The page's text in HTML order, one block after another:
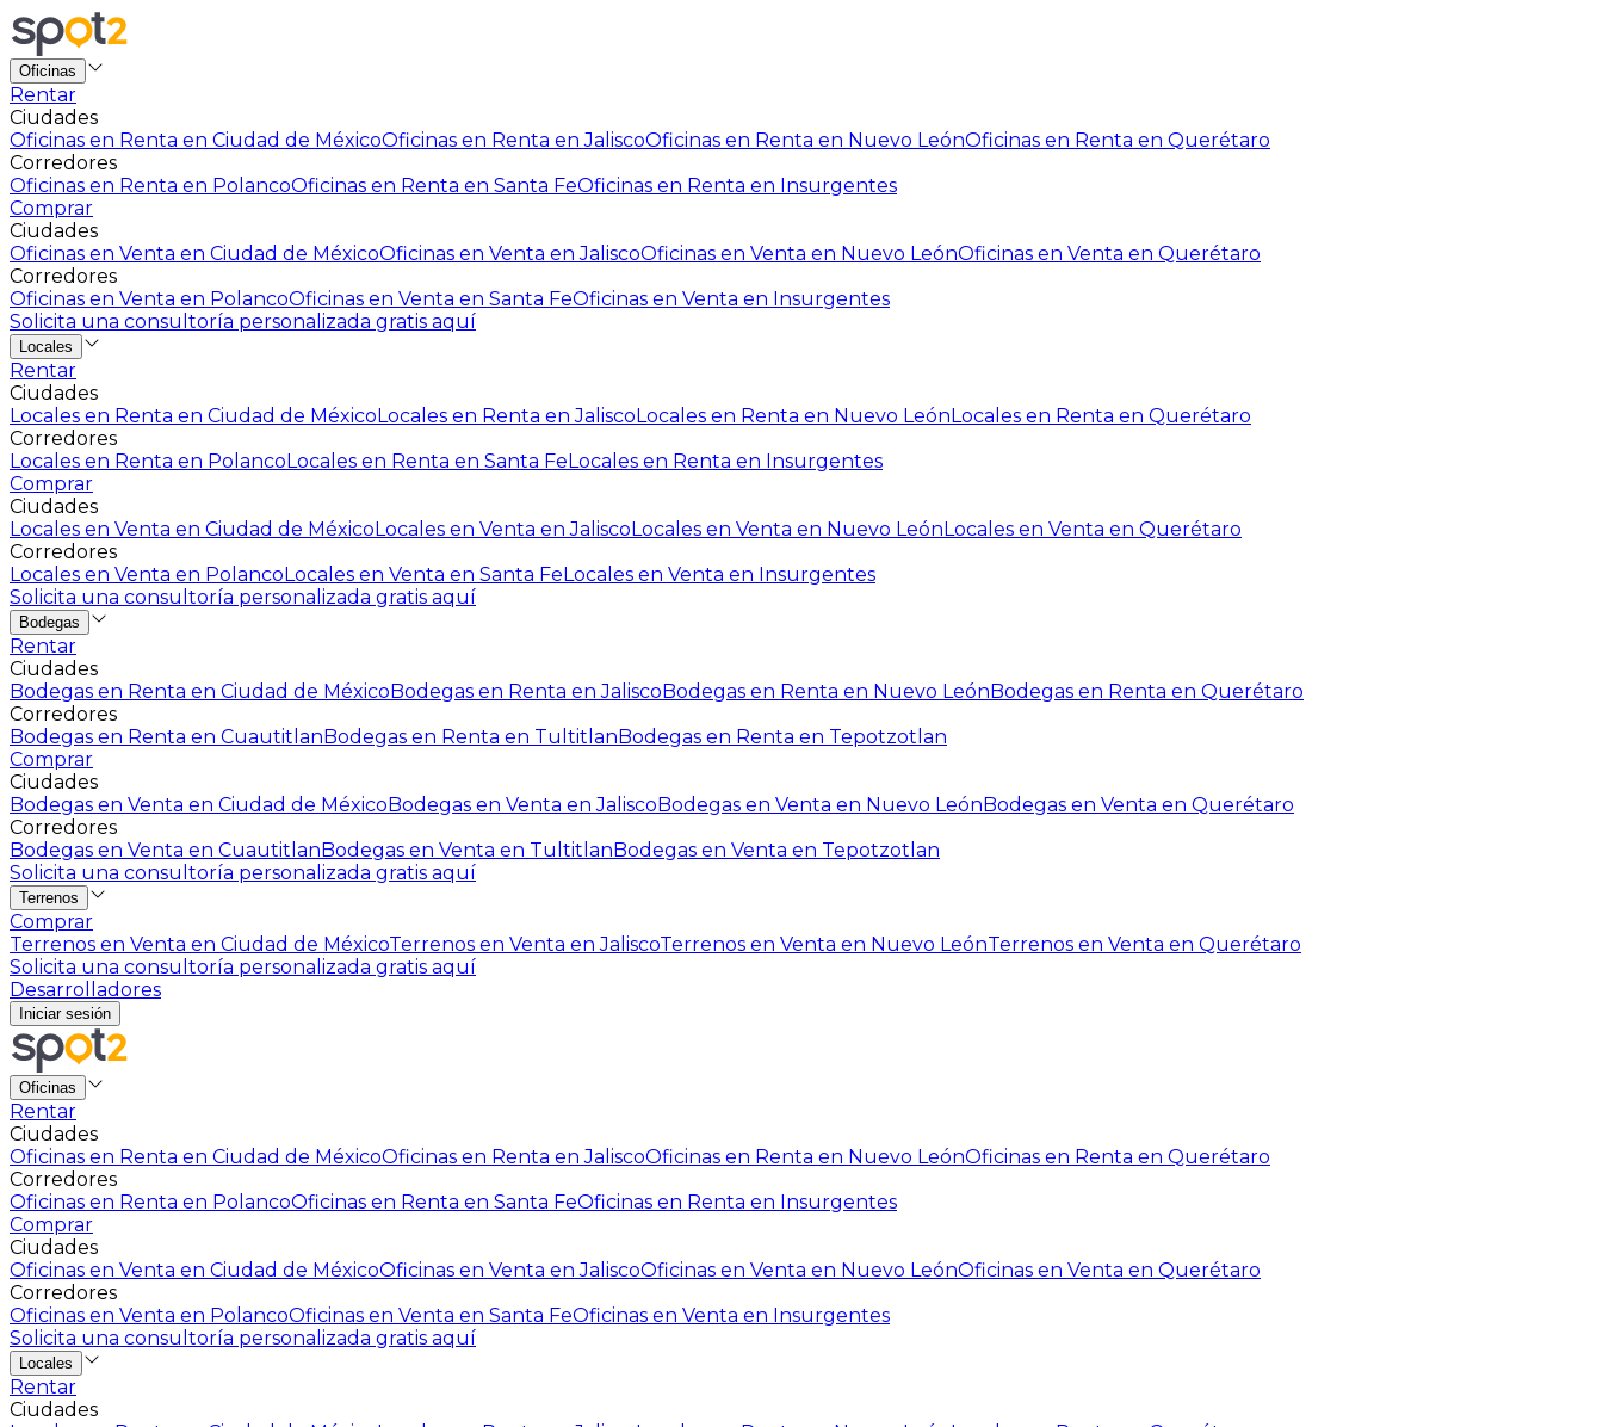
Oficinas
Rentar
Ciudades
Oficinas en Renta en Ciudad de MéxicoOficinas en Renta en JaliscoOficinas en Renta en Nuevo LeónOficinas en Renta en Querétaro
Corredores
Oficinas en Renta en PolancoOficinas en Renta en Santa FeOficinas en Renta en Insurgentes
Comprar
Ciudades
Oficinas en Venta en Ciudad de MéxicoOficinas en Venta en JaliscoOficinas en Venta en Nuevo LeónOficinas en Venta en Querétaro
Corredores
Oficinas en Venta en PolancoOficinas en Venta en Santa FeOficinas en Venta en Insurgentes
Solicita una consultoría personalizada gratis aquí
Locales
Rentar
Ciudades
Locales en Renta en Ciudad de MéxicoLocales en Renta en JaliscoLocales en Renta en Nuevo LeónLocales en Renta en Querétaro
Corredores
Locales en Renta en PolancoLocales en Renta en Santa FeLocales en Renta en Insurgentes
Comprar
Ciudades
Locales en Venta en Ciudad de MéxicoLocales en Venta en JaliscoLocales en Venta en Nuevo LeónLocales en Venta en Querétaro
Corredores
Locales en Venta en PolancoLocales en Venta en Santa FeLocales en Venta en Insurgentes
Solicita una consultoría personalizada gratis aquí
Bodegas
Rentar
Ciudades
Bodegas en Renta en Ciudad de MéxicoBodegas en Renta en JaliscoBodegas en Renta en Nuevo LeónBodegas en Renta en Querétaro
Corredores
Bodegas en Renta en CuautitlanBodegas en Renta en TultitlanBodegas en Renta en Tepotzotlan
Comprar
Ciudades
Bodegas en Venta en Ciudad de MéxicoBodegas en Venta en JaliscoBodegas en Venta en Nuevo LeónBodegas en Venta en Querétaro
Corredores
Bodegas en Venta en CuautitlanBodegas en Venta en TultitlanBodegas en Venta en Tepotzotlan
Solicita una consultoría personalizada gratis aquí
Terrenos
Comprar
Terrenos en Venta en Ciudad de MéxicoTerrenos en Venta en JaliscoTerrenos en Venta en Nuevo LeónTerrenos en Venta en Querétaro
Solicita una consultoría personalizada gratis aquí
Desarrolladores
Iniciar sesión
Oficinas
Rentar
Ciudades
Oficinas en Renta en Ciudad de MéxicoOficinas en Renta en JaliscoOficinas en Renta en Nuevo LeónOficinas en Renta en Querétaro
Corredores
Oficinas en Renta en PolancoOficinas en Renta en Santa FeOficinas en Renta en Insurgentes
Comprar
Ciudades
Oficinas en Venta en Ciudad de MéxicoOficinas en Venta en JaliscoOficinas en Venta en Nuevo LeónOficinas en Venta en Querétaro
Corredores
Oficinas en Venta en PolancoOficinas en Venta en Santa FeOficinas en Venta en Insurgentes
Solicita una consultoría personalizada gratis aquí
Locales
Rentar
Ciudades